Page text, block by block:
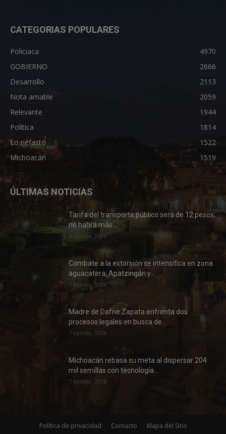
CATEGORIAS POPULARES
Policiaca
4970
GOBIERNO
2666
Desarrollo
2113
Nota amable
2059
Relevante
1944
Política
1814
Lo nefasto
1522
Michoacán
1519
ÚLTIMAS NOTICIAS
Tarifa del transporte público será de 12 pesos;
no habrá más...
8 agosto, 2026
Combate a la extorsión se intensifica en zona
aguacatera, Apatzingán y...
7 agosto, 2026
Madre de Dafne Zapata enfrenta dos
procesos legales en busca de...
7 agosto, 2026
Michoacán rebasa su meta al dispersar 204
mil semillas con tecnología...
7 agosto, 2026
Política de privacidad Contacto Mapa del Sitio